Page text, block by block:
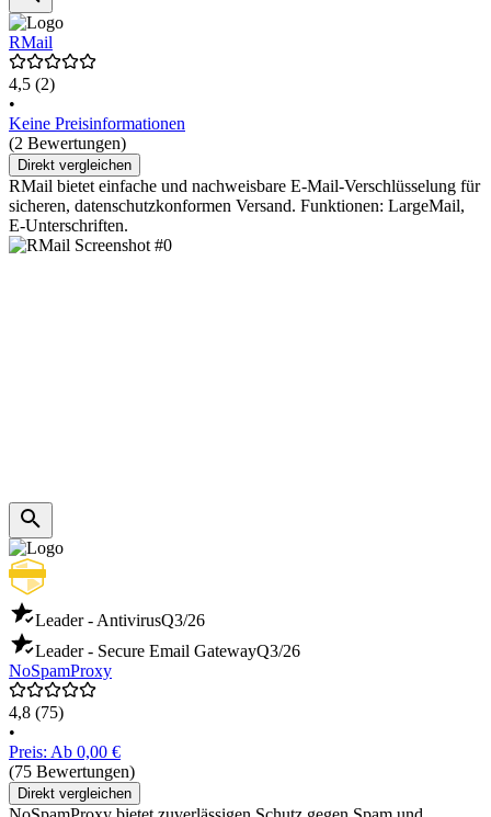
RMail
4,5 (2)
•
Keine Preisinformationen
(2 Bewertungen)
Direkt vergleichen
RMail bietet einfache und nachweisbare E-Mail-Verschlüsselung für
sicheren, datenschutzkonformen Versand. Funktionen: LargeMail,
E-Unterschriften.
Leader - AntivirusQ3/26
Leader - Secure Email GatewayQ3/26
NoSpamProxy
4,8 (75)
•
Preis: Ab 0,00 €
(75 Bewertungen)
Direkt vergleichen